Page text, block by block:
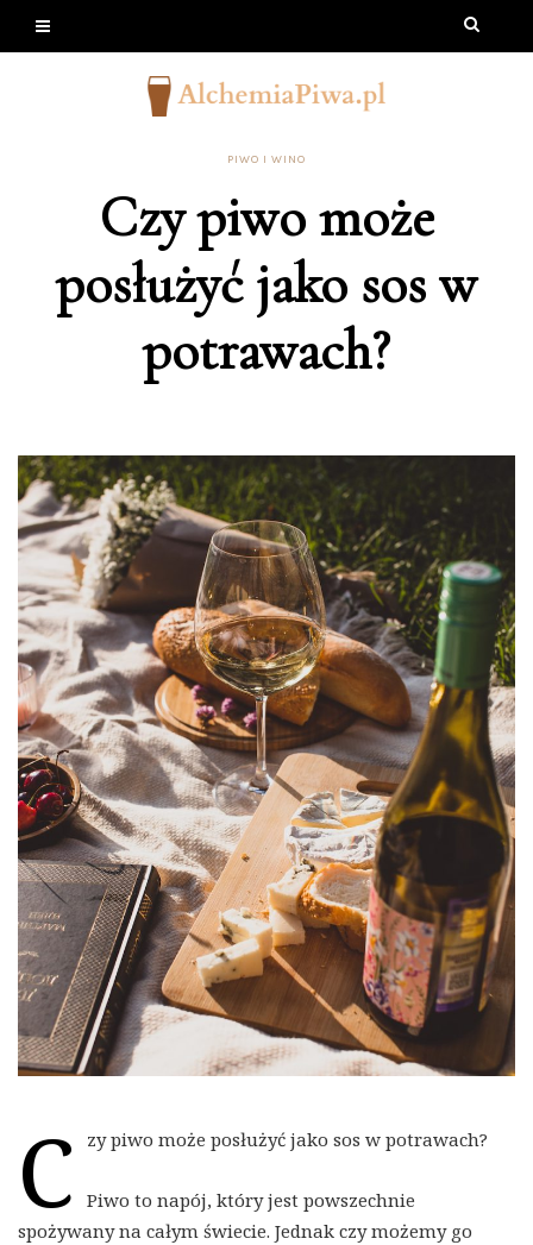
PIWO I WINO
Czy piwo może
posłużyć jako sos w
potrawach?
C zy piwo może posłużyć jako sos w potrawach?
Piwo to napój, który jest powszechnie
spożywany na całym świecie. Jednak czy możemy go